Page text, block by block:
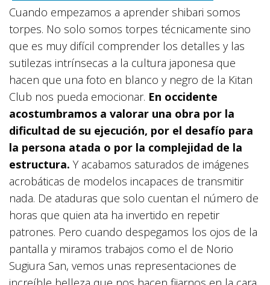
Cuando empezamos a aprender shibari somos
torpes. No solo somos torpes técnicamente sino
que es muy difícil comprender los detalles y las
sutilezas intrínsecas a la cultura japonesa que
hacen que una foto en blanco y negro de la Kitan
Club nos pueda emocionar. En occidente
acostumbramos a valorar una obra por la
dificultad de su ejecución, por el desafío para
la persona atada o por la complejidad de la
estructura. Y acabamos saturados de imágenes
acrobáticas de modelos incapaces de transmitir
nada. De ataduras que solo cuentan el número de
horas que quien ata ha invertido en repetir
patrones. Pero cuando despegamos los ojos de la
pantalla y miramos trabajos como el de Norio
Sugiura San, vemos unas representaciones de